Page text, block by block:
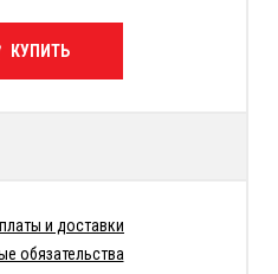
КУПИТЬ
и доставки
обязательства